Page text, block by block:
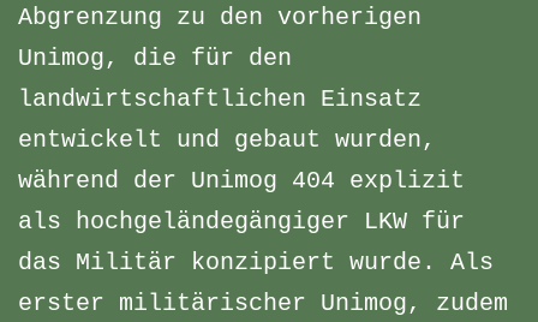
Abgrenzung zu den vorherigen
Unimog, die für den
landwirtschaftlichen Einsatz
entwickelt und gebaut wurden,
während der Unimog 404 explizit
als hochgeländegängiger LKW für
das Militär konzipiert wurde. Als
erster militärischer Unimog, zudem